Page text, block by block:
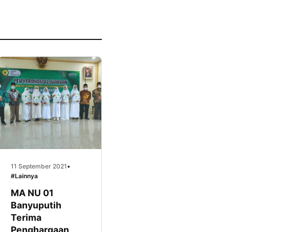
11 September 2021 •
#Lainnya
MA NU 01
Banyuputih
Terima
Penghargaan